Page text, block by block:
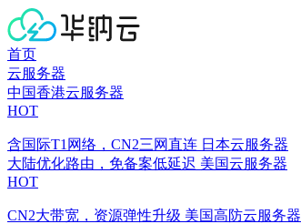
首页
云服务器
中国香港云服务器
HOT
含国际T1网络，CN2三网直连 日本云服务器
大陆优化路由，免备案低延迟 美国云服务器
HOT
CN2大带宽，资源弹性升级 美国高防云服务器